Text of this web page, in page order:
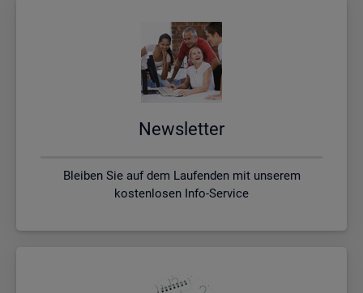
News­let­ter
Bleiben Sie auf dem Laufenden mit unserem
kostenlosen Info-Service